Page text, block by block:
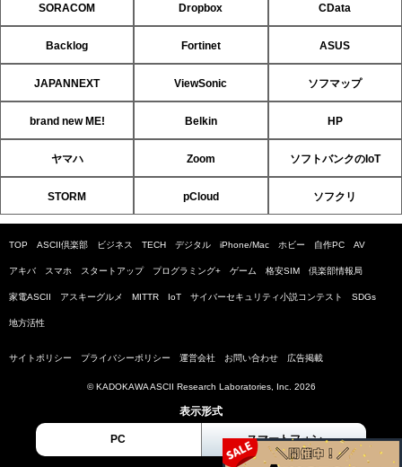
SORACOM Dropbox CData
Backlog Fortinet ASUS
JAPANNEXT ViewSonic ソフマップ
brand new ME! Belkin HP
ヤマハ Zoom ソフトバンクのIoT
STORM pCloud ソフクリ
TOP ASCII倶楽部 ビジネス TECH デジタル iPhone/Mac ホビー 自作PC AV
アキバ スマホ スタートアップ プログラミング+ ゲーム 格安SIM 倶楽部情報局
家電ASCII アスキーグルメ MITTR IoT サイバーセキュリティ小説コンテスト SDGs
地方活性
サイトポリシー プライバシーポリシー 運営会社 お問い合わせ 広告掲載
© KADOKAWA ASCII Research Laboratories, Inc. 2026
表示形式
PC スマートフォン